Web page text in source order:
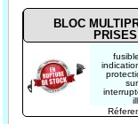
BLOC
PRISES
type